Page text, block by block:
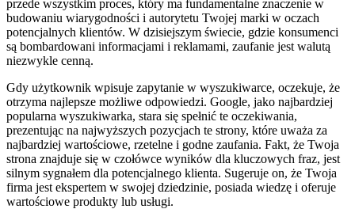
przede wszystkim proces, który ma fundamentalne znaczenie w
budowaniu wiarygodności i autorytetu Twojej marki w oczach
potencjalnych klientów. W dzisiejszym świecie, gdzie konsumenci
są bombardowani informacjami i reklamami, zaufanie jest walutą
niezwykle cenną.
Gdy użytkownik wpisuje zapytanie w wyszukiwarce, oczekuje, że
otrzyma najlepsze możliwe odpowiedzi. Google, jako najbardziej
popularna wyszukiwarka, stara się spełnić te oczekiwania,
prezentując na najwyższych pozycjach te strony, które uważa za
najbardziej wartościowe, rzetelne i godne zaufania. Fakt, że Twoja
strona znajduje się w czołówce wyników dla kluczowych fraz, jest
silnym sygnałem dla potencjalnego klienta. Sugeruje on, że Twoja
firma jest ekspertem w swojej dziedzinie, posiada wiedzę i oferuje
wartościowe produkty lub usługi.